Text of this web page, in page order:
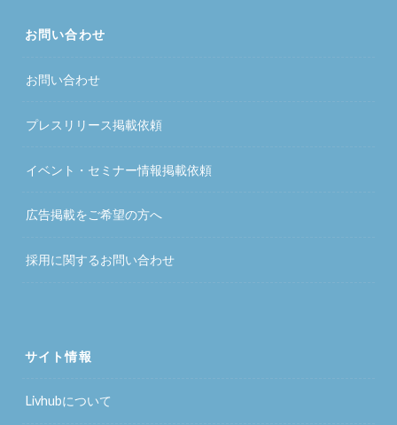
お問い合わせ
お問い合わせ
プレスリリース掲載依頼
イベント・セミナー情報掲載依頼
広告掲載をご希望の方へ
採用に関するお問い合わせ
サイト情報
Livhubについて